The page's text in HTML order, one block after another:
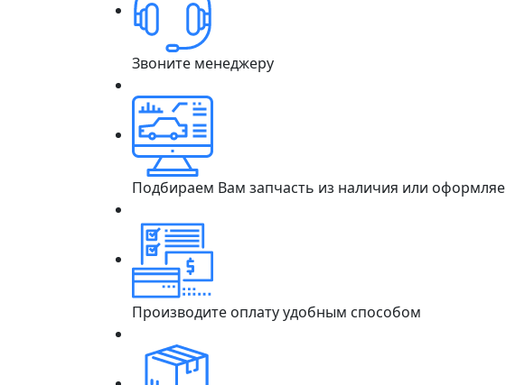
Звоните менеджеру
Подбираем Вам запчасть из наличия или
Производите оплату удобным способом